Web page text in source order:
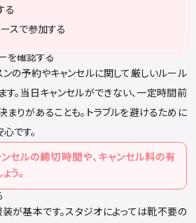
る
スで参加する
を確認する
ンの予約やキャンセルに関して厳しいルール
。当日キャンセルができない、一定時間前
りがあることも。トラブルを避けるために
です。
ンセルの締切時間や、キャンセル料の有
う。
が基本です。スタジオによっては靴不要の